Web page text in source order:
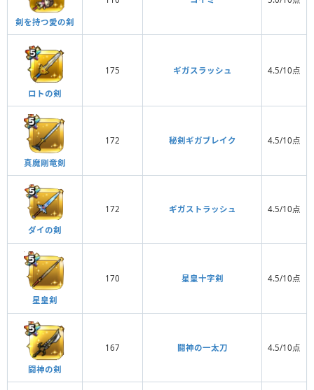
剣を持つ愛の剣
ロトの剣
175 ギガスラッシュ 4.5/10点
真魔剛竜剣
172 秘剣ギガブレイク 4.5/10点
ダイの剣
172 ギガストラッシュ 4.5/10点
星皇剣
170 星皇十字剣 4.5/10点
闘神の剣
167 闘神の一太刀 4.5/10点